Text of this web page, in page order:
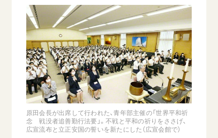
日蓮大聖人
創価学会の三代会長
初代会長・牧口常三郎先生
第2代会長・戸田城聖先生
第3代会長・池田大作先生
主な行事
年間の活動について
友人葬
彼岸
人道支援
音楽活動
展示活動
教育本部の活動
図書贈呈
創価学会 会憲
創価学会 会則
創価学会 社会憲章
組織・機構
会長・理事長・各部長の紹介
沿革
略年表
入会について
会員サポート
座談会御書ｅ講義
小説『新・人間革命』『人間革命』要旨
御書検索［新版］
関連リンク
創価学会総本部
墓地公園・納骨堂
聖教電子版
聖教ブックストア
ご意見
ご利用にあたって
原田会長が出席して行われた、青年部主催の「世界平和祈
念 戦没者追善勤行法要」。不戦と平和の祈りをささげ、
広宣流布と立正安国の誓いを新たにした（広宣会館で）